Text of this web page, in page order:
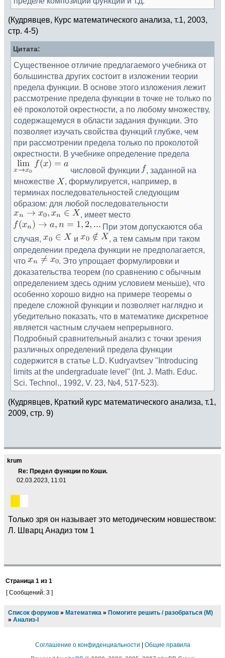
(Кудрявцев, Курс математического анализа, т.1, 2003,
стр. 4-5)
Цитата:
Существенное отличие предлагаемого учебника от
большинства других состоит в изложении теории
предела функции. В основе этого изложения лежит
рассмотрение предела функции в точке не только по
её проколотой окрестности, а по любому множеству,
содержащемуся в области задания функции. Это
позволяет изучать свойства функций глубже, чем
при рассмотрении предела только по проколотой
окрестности. В учебнике определение предела
числовой функции
, заданной на
множестве
, формулируется, например, в
терминах последовательностей следующим
образом: для любой последовательности
, имеет место
При этом допускаются оба
случая,
и
, а тем самым при таком
определении предела функции не предполагается,
что
. Это упрощает формулировки и
доказательства теорем (по сравнению с обычным
определением здесь одним условием меньше), что
особенно хорошо видно на примере теоремы о
пределе сложной функции и позволяет наглядно и
убедительно показать, что в математике дискретное
является частным случаем непрерывного.
Подробный сравнительный анализ с точки зрения
различных определений предела функции
содержится в статье L.D. Kudryavtsev "Introducing
limits at the undergraduate level" (Int. J. Math. Educ.
Sci. Technol., 1992, V. 23, №4, 517-523).
(Кудрявцев, Краткий курс математического анализа, т.1,
2009, стр. 9)
krum
Re: Предел функции по Коши.
02.03.2023, 11:01
Только зря он называет это методическим новшеством:
Л. Шварц Анадиз том 1
Страница 1 из 1
[ Сообщений: 3 ]
Список форумов » Математика » Помогите решить / разобраться (М)
» Анализ-I
Соглашение о конфиденциальности | Общие правила